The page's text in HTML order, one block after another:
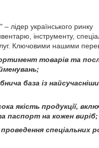
українського ринку
інструменту,
Ключовими нашими
товарів та
база із
якість продукції,
паспорт на кожен виріб;
проведення спеціальних